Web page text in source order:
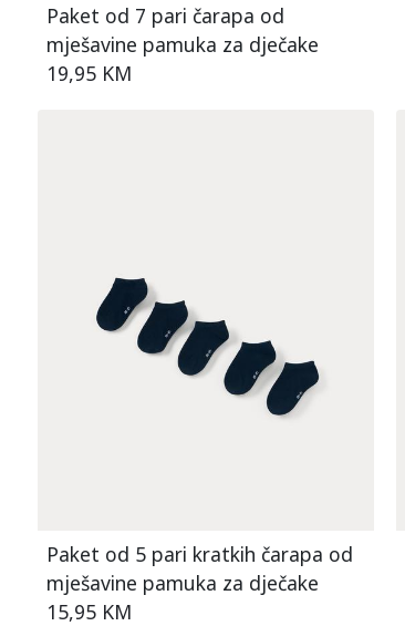
Paket od 7 pari čarapa od
mješavine pamuka za dječake
19,95 KM
Paket od 5 pari kratkih čarapa od
mješavine pamuka za dječake
15,95 KM